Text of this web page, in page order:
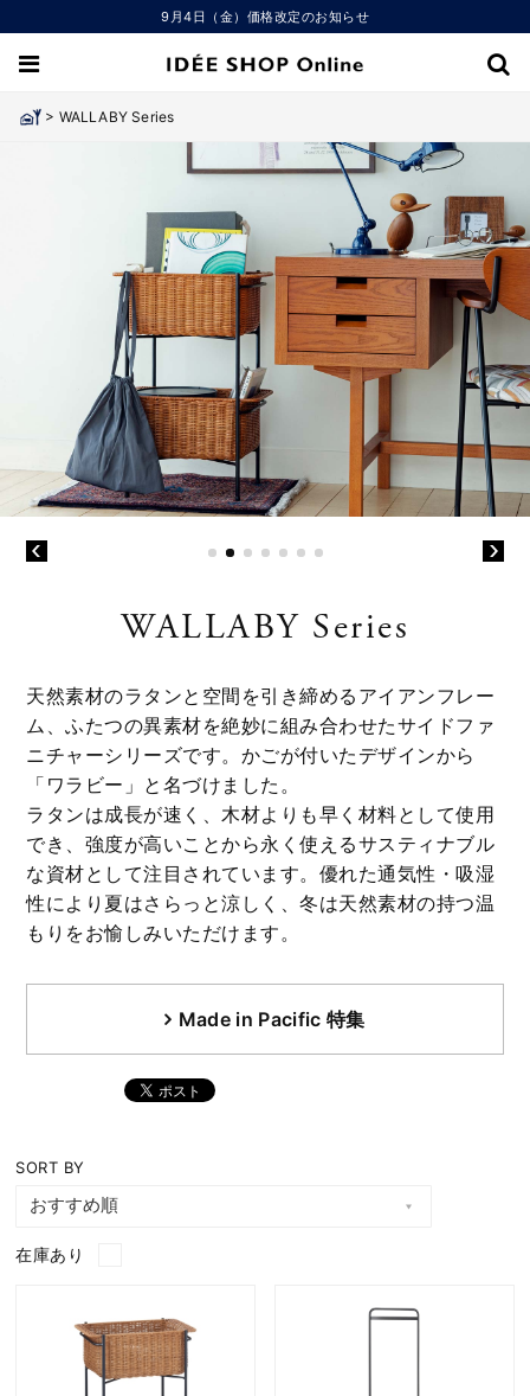
9月4日（金）価格改定のお知らせ
> WALLABY Series
WALLABY Series
天然素材のラタンと空間を引き締めるアイアンフレー
ム、ふたつの異素材を絶妙に組み合わせたサイドファ
ニチャーシリーズです。かごが付いたデザインから
「ワラビー」と名づけました。
ラタンは成長が速く、木材よりも早く材料として使用
でき、強度が高いことから永く使えるサスティナブル
な資材として注目されています。優れた通気性・吸湿
性により夏はさらっと涼しく、冬は天然素材の持つ温
もりをお愉しみいただけます。
Made in Pacific 特集
SORT BY
在庫あり